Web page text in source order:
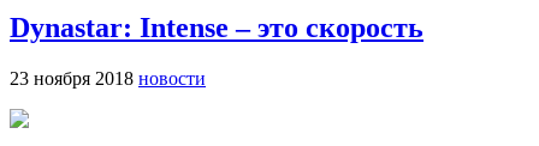
Dynastar: Intense – это скорость
23 ноября 2018 новости